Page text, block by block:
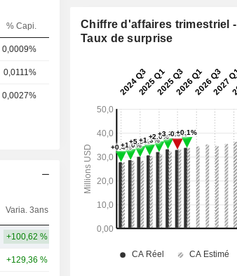
% Capi.
0,0009%
0,0111%
0,0027%
Varia. 3ans Capi.($)
+100,62 % 659 M
+129,36 %
Chiffre d'affaires trimestriel -
Taux de surprise